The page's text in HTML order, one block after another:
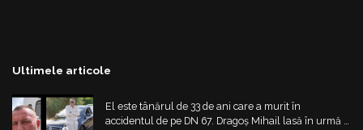
Ultimele articole
El este tânărul de 33 de ani care a murit în
accidentul de pe DN 67. Dragoș Mihail lasă în urmă o